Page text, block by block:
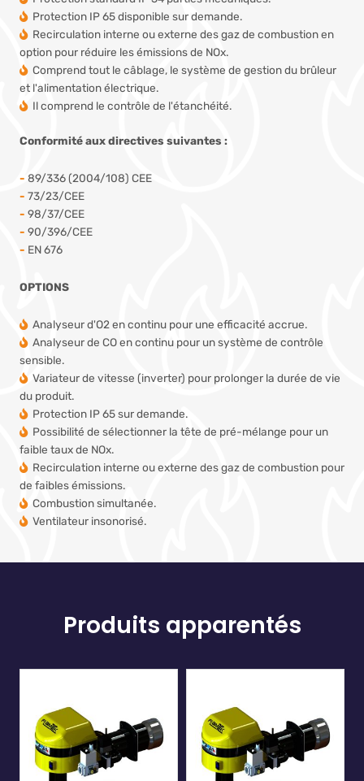
Protection IP 65 disponible sur demande.
Recirculation interne ou externe des gaz de combustion en
option pour réduire les émissions de NOx.
Comprend tout le câblage, le système de gestion du brûleur
et l'alimentation électrique.
Il comprend le contrôle de l'étanchéité.
Conformité aux directives suivantes :
- 89/336 (2004/108) CEE
- 73/23/CEE
- 98/37/CEE
- 90/396/CEE
- EN 676
OPTIONS
Analyseur d'O2 en continu pour une efficacité accrue.
Analyseur de CO en continu pour un système de contrôle
sensible.
Variateur de vitesse (inverter) pour prolonger la durée de vie
du produit.
Protection IP 65 sur demande.
Possibilité de sélectionner la tête de pré-mélange pour un
faible taux de NOx.
Recirculation interne ou externe des gaz de combustion pour
de faibles émissions.
Combustion simultanée.
Ventilateur insonorisé.
Produits apparentés